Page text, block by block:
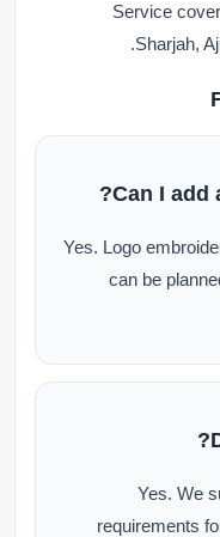
Service
Sharjah,
Can I add
Yes. Logo
can be
Yes. We
requirements